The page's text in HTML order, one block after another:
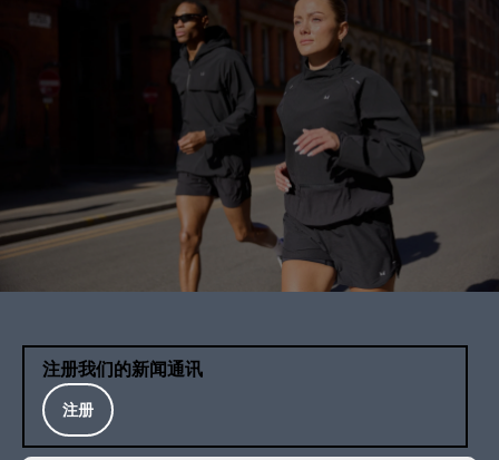
注册我们的新闻通讯
注册